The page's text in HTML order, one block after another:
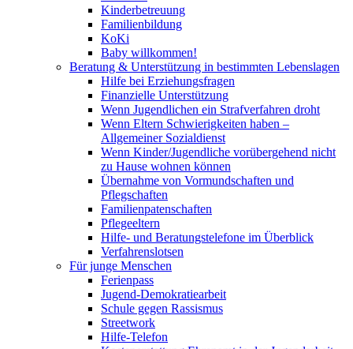
Kinderbetreuung
Familienbildung
KoKi
Baby willkommen!
Beratung & Unterstützung in bestimmten Lebenslagen
Hilfe bei Erziehungsfragen
Finanzielle Unterstützung
Wenn Jugendlichen ein Strafverfahren droht
Wenn Eltern Schwierigkeiten haben –
Allgemeiner Sozialdienst
Wenn Kinder/Jugendliche vorübergehend nicht
zu Hause wohnen können
Übernahme von Vormundschaften und
Pflegschaften
Familienpatenschaften
Pflegeeltern
Hilfe- und Beratungstelefone im Überblick
Verfahrenslotsen
Für junge Menschen
Ferienpass
Jugend-Demokratiearbeit
Schule gegen Rassismus
Streetwork
Hilfe-Telefon